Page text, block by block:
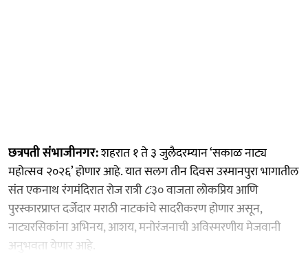
छत्रपती संंभाजीनगर:शहरात १ ते ३ जुलैदरम्यान ‘सकाळ नाट्य
महोत्सव २०२६’ होणार आहे. यात सलग तीन दिवस उस्मानपुरा भागातील
संत एकनाथ रंगमंदिरात रोज रात्री ८ः३० वाजता लोकप्रिय आणि
पुरस्कारप्राप्त दर्जेदार मराठी नाटकांचे सादरीकरण होणार असून,
नाट्यरसिकांना अभिनय, आशय, मनोरंजनाची अविस्मरणीय मेजवानी
अनुभवता येणार आहे.